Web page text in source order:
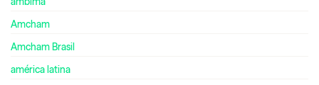
Amcham
Amcham Brasil
américa latina